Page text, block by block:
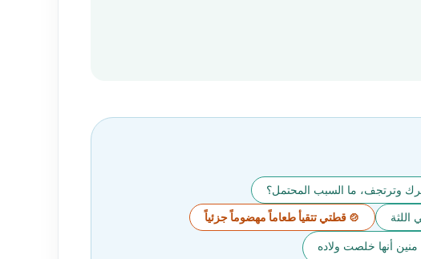
وترتجف، ما السبب المحتمل؟
🍲 قطتي تتقيأ طعاماً مهضوماً جزئياً
أنها خلصت ولاده